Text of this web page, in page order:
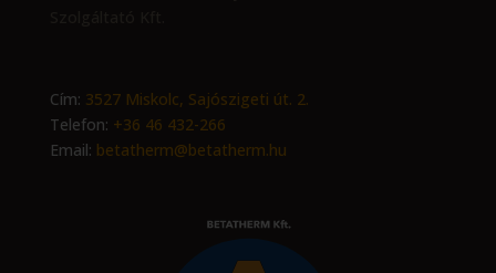
Cím: 3527 Miskolc, Sajószigeti út. 2.
Telefon: +36 46 432-266
Email: betatherm@betatherm.hu